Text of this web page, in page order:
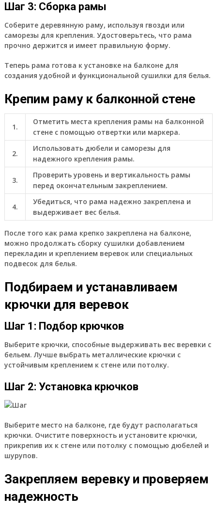
Шаг 3: Сборка рамы
Соберите деревянную раму, используя гвозди или
саморезы для крепления. Удостоверьтесь, что рама
прочно держится и имеет правильную форму.
Теперь рама готова к установке на балконе для
создания удобной и функциональной сушилки для белья.
Крепим раму к балконной стене
1.
Отметить места крепления рамы на балконной
стене с помощью отвертки или маркера.
2.
Использовать дюбели и саморезы для
надежного крепления рамы.
3.
Проверить уровень и вертикальность рамы
перед окончательным закреплением.
4.
Убедиться, что рама надежно закреплена и
выдерживает вес белья.
После того как рама крепко закреплена на балконе,
можно продолжать сборку сушилки добавлением
перекладин и креплением веревок или специальных
подвесок для белья.
Подбираем и устанавливаем
крючки для веревок
Шаг 1: Подбор крючков
Выберите крючки, способные выдерживать вес веревки с
бельем. Лучше выбрать металлические крючки с
устойчивым креплением к стене или потолку.
Шаг 2: Установка крючков
Выберите место на балконе, где будут располагаться
крючки. Очистите поверхность и установите крючки,
прикрепив их к стене или потолку с помощью дюбелей и
шурупов.
Закрепляем веревку и проверяем
надежность